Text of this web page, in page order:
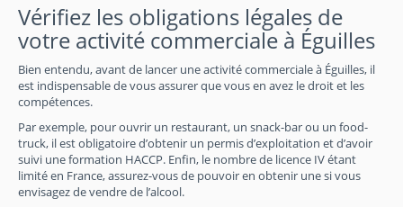
Vérifiez les obligations légales de
votre activité commerciale à Éguilles
Bien entendu, avant de lancer une activité commerciale à Éguilles, il
est indispensable de vous assurer que vous en avez le droit et les
compétences.
Par exemple, pour ouvrir un restaurant, un snack-bar ou un food-
truck, il est obligatoire d’obtenir un permis d’exploitation et d’avoir
suivi une formation HACCP. Enfin, le nombre de licence IV étant
limité en France, assurez-vous de pouvoir en obtenir une si vous
envisagez de vendre de l’alcool.